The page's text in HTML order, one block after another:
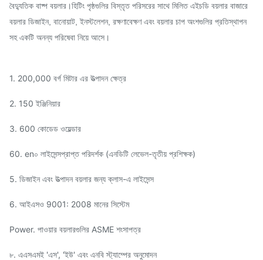
বৈদ্যুতিক বাষ্প বয়লার।হিটিং পৃষ্ঠগুলির বিস্তৃত পরিসরের সাথে মিলিত এইচডি বয়লার বাজারে
বয়লার ডিজাইন, বানোয়াট, ইনস্টলেশন, রক্ষণাবেক্ষণ এবং বয়লার চাপ অংশগুলির প্রতিস্থাপন
সহ একটি অনন্য পরিষেবা নিয়ে আসে।
1. 200,000 বর্গ মিটার এর উত্পাদন ক্ষেত্র
2. 150 ইঞ্জিনিয়ার
3. 600 কোডেড ওয়েল্ডার
60. en০ লাইসেন্সপ্রাপ্ত পরিদর্শক (এনডিটি লেভেল-তৃতীয় প্রশিক্ষক)
5. ডিজাইন এবং উত্পাদন বয়লার জন্য ক্লাস-এ লাইসেন্স
6. আইএসও 9001: 2008 মানের সিস্টেম
Power. পাওয়ার বয়লারগুলির ASME শংসাপত্র
৮. এএসএমই 'এস', 'ইউ' এবং এনবি স্ট্যাম্পের অনুমোদন